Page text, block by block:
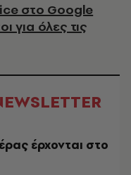
στο Google
για όλες τις
έρχονται στο